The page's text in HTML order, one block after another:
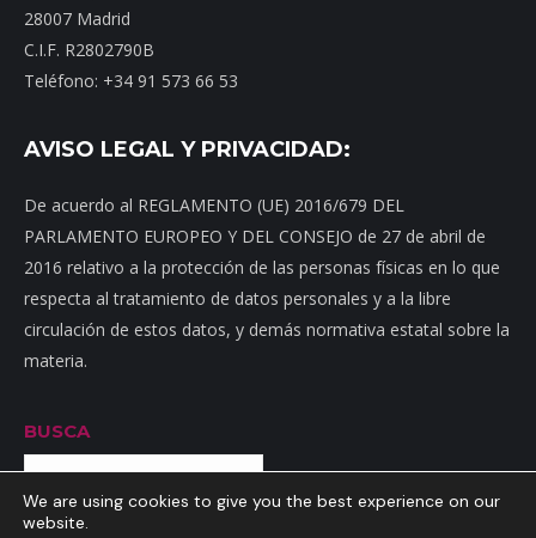
28007 Madrid
C.I.F. R2802790B
Teléfono: +34 91 573 66 53
AVISO LEGAL Y PRIVACIDAD:
De acuerdo al REGLAMENTO (UE) 2016/679 DEL
PARLAMENTO EUROPEO Y DEL CONSEJO de 27 de abril de
2016 relativo a la protección de las personas físicas en lo que
respecta al tratamiento de datos personales y a la libre
circulación de estos datos, y demás normativa estatal sobre la
materia.
BUSCA
Buscar
We are using cookies to give you the best experience on our
website.